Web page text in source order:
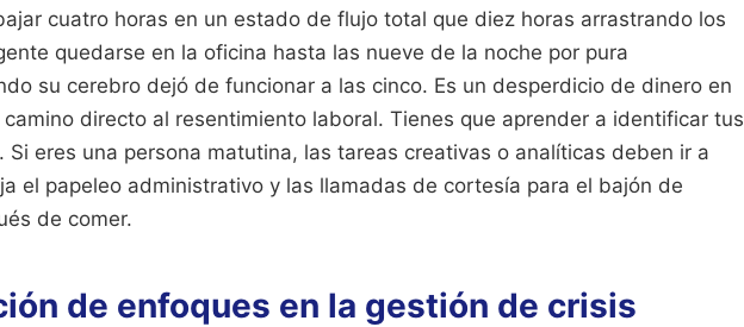
cuatro horas en un estado de flujo total que diez horas arrastrando los
quedarse en la oficina hasta las nueve de la noche por pura
su cerebro dejó de funcionar a las cinco. Es un desperdicio de dinero en
directo al resentimiento laboral. Tienes que aprender a identificar tus
Si eres una persona matutina, las tareas creativas o analíticas deben ir a
el papeleo administrativo y las llamadas de cortesía para el bajón de
de comer.
de enfoques en la gestión de crisis